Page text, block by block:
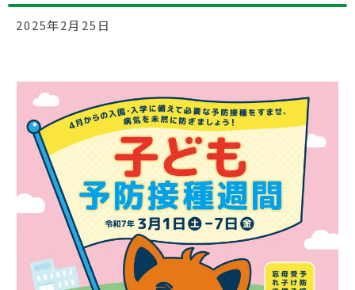
2025年2月25日